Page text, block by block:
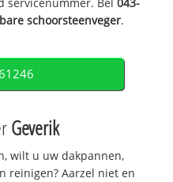
schoorsteenveger.
Geverik
wilt u uw dakpannen,
reinigen? Aarzel niet en